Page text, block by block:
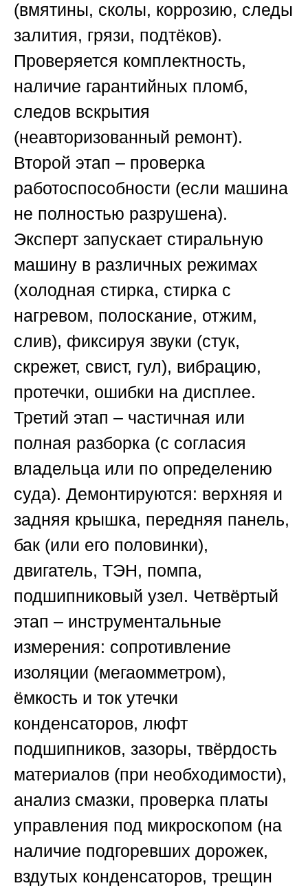
(вмятины, сколы, коррозию, следы
залития, грязи, подтёков).
Проверяется комплектность,
наличие гарантийных пломб,
следов вскрытия
(неавторизованный ремонт).
Второй этап – проверка
работоспособности (если машина
не полностью разрушена).
Эксперт запускает стиральную
машину в различных режимах
(холодная стирка, стирка с
нагревом, полоскание, отжим,
слив), фиксируя звуки (стук,
скрежет, свист, гул), вибрацию,
протечки, ошибки на дисплее.
Третий этап – частичная или
полная разборка (с согласия
владельца или по определению
суда). Демонтируются: верхняя и
задняя крышка, передняя панель,
бак (или его половинки),
двигатель, ТЭН, помпа,
подшипниковый узел. Четвёртый
этап – инструментальные
измерения: сопротивление
изоляции (мегаомметром),
ёмкость и ток утечки
конденсаторов, люфт
подшипников, зазоры, твёрдость
материалов (при необходимости),
анализ смазки, проверка платы
управления под микроскопом (на
наличие подгоревших дорожек,
вздутых конденсаторов, трещин